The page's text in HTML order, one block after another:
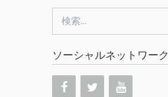
索:
ソーシャルネットワーク